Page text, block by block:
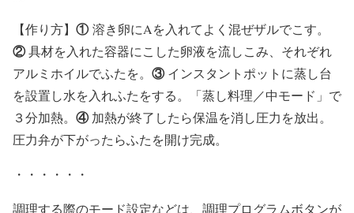
【作り方】 ①溶き卵にAを入れてよく混ぜザルでこす。
②具材を入れた容器にこした卵液を流しこみ、それぞれ
アルミホイルでふたを。 ③インスタントポットに蒸し台
を設置し水を入れふたをする。「蒸し料理／中モード」で
３分加熱。 ④加熱が終了したら保温を消し圧力を放出。
圧力弁が下がったらふたを開け完成。
・・・・・・
調理する際のモード設定などは、調理プログラムボタンが